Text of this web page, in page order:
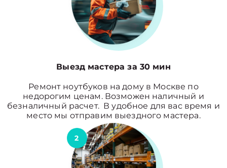
Выезд мастера за 30 мин
Ремонт ноутбуков на дому в Москве по
недорогим ценам. Возможен наличный и
безналичный расчет. В удобное для вас время и
место мы отправим выездного мастера.
2